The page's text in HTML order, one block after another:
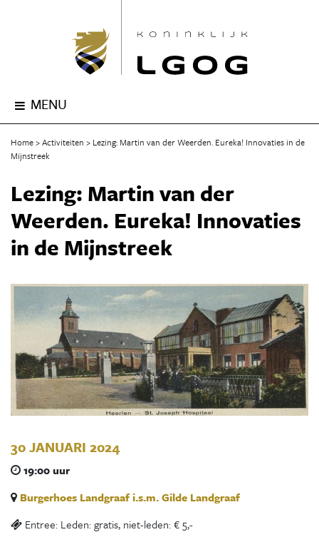
MENU
Home Activiteiten
Lezing: Martin van der Weerden. Eureka! Innovaties in de
Mijnstreek
Lezing: Martin van der
Weerden. Eureka! Innovaties
in de Mijnstreek
30 JANUARI 2024
19:00 uur
Burgerhoes Landgraaf i.s.m. Gilde Landgraaf
Entree: Leden: gratis, niet-leden: € 5,-